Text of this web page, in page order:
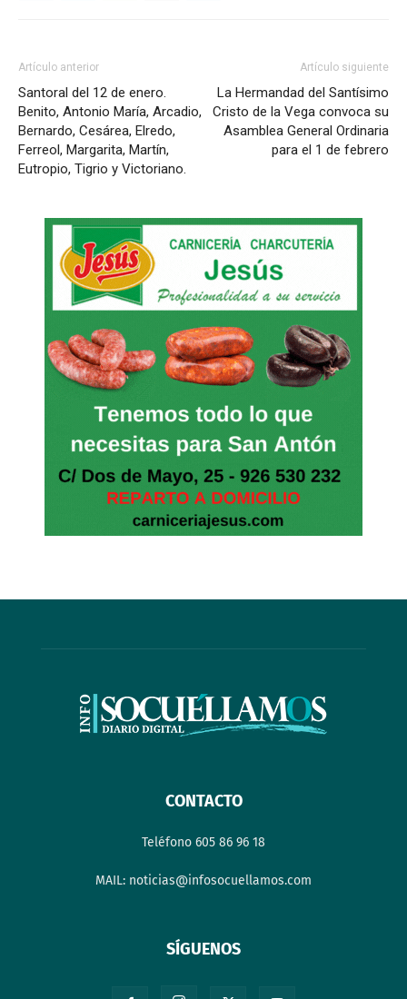
Artículo anterior
Santoral del 12 de enero.
Benito, Antonio María, Arcadio,
Bernardo, Cesárea, Elredo,
Ferreol, Margarita, Martín,
Eutropio, Tigrio y Victoriano.
Artículo siguiente
La Hermandad del Santísimo
Cristo de la Vega convoca su
Asamblea General Ordinaria
para el 1 de febrero
CONTACTO
Teléfono 605 86 96 18
MAIL: noticias@infosocuellamos.com
SÍGUENOS